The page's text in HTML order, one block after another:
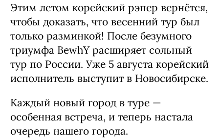
Этим летом корейский рэпер вернётся,
чтобы доказать, что весенний тур был
только разминкой! После безумного
триумфа BewhY расширяет сольный
тур по России. Уже 5 августа корейский
исполнитель выступит в Новосибирске.
Каждый новый город в туре —
особенная встреча, и теперь настала
очередь нашего города.